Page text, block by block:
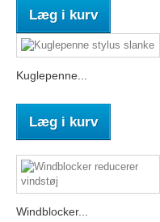
Læg i kurv
Kuglepenne...
Læg i kurv
Windblocker...